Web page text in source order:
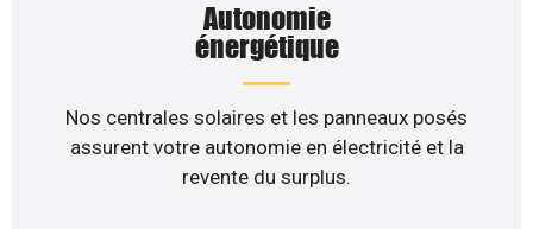
Autonomie
énergétique
Nos centrales solaires et les panneaux posés
assurent votre autonomie en électricité et la
revente du surplus.